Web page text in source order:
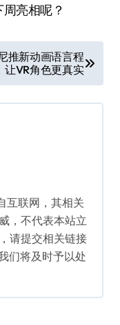
亮相呢？
推新动画语言程
让VR角色更真实
互联网，其相关
，不代表本站立
请提交相关链接
们将及时予以处